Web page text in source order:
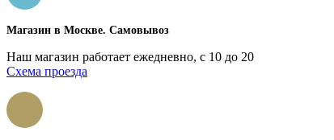
Магазин в Москве. Самовывоз
Наш магазин работает ежедневно, с 10 до 20
Схема проезда